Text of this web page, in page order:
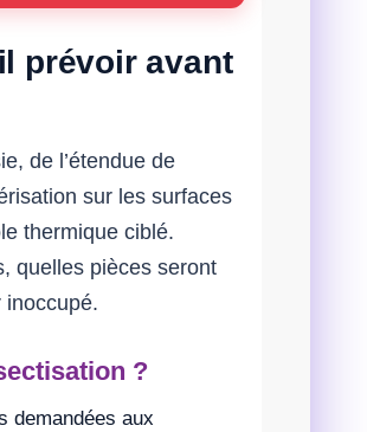
prévoir avant
de l’étendue de
sur les surfaces
thermique ciblé.
quelles pièces seront
inoccupé.
?
demandées aux